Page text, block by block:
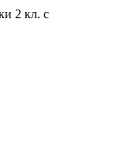
2 кл. с